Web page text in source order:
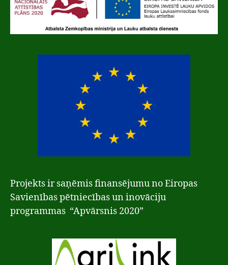
Projekts ir saņēmis finansējumu no Eiropas
Savienības pētniecības un inovāciju
programmas “Apvārsnis 2020”